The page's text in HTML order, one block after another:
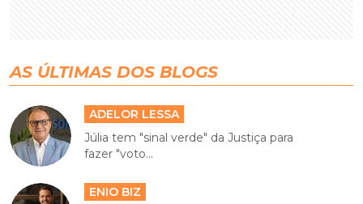
AS ÚLTIMAS DOS BLOGS
ADELOR LESSA
Júlia tem "sinal verde" da Justiça para
fazer "voto...
ENIO BIZ